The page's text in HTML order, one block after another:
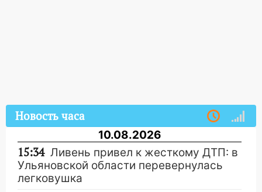
Новость часа
10.08.2026
15:34 Ливень привел к жесткому ДТП: в
Ульяновской области перевернулась
легковушка